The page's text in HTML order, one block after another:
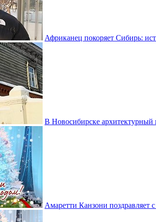
Африканец покоряет Сибирь:
В Новосибирске архитектурный
Амаретти Канзони поздравляет